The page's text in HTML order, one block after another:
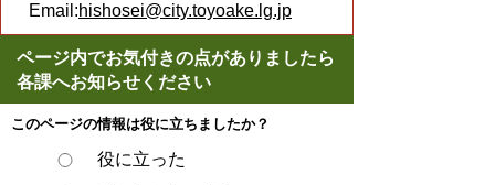
Email:hishosei@city.toyoake.lg.jp
ページ内でお気付きの点がありましたら
各課へお知らせください
このページの情報は役に立ちましたか？
役に立った